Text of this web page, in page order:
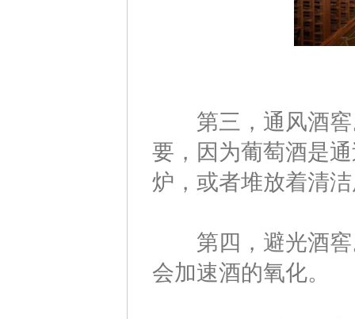
第三，通风酒窖
要，因为葡萄酒是
炉，或者堆放着清
第四，避光酒窖
会加速酒的氧化。